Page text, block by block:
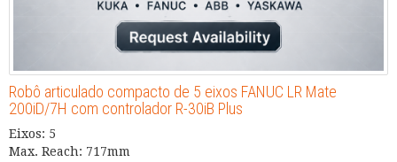
Robô articulado compacto de 5 eixos FANUC LR Mate
200iD/7H com controlador R-30iB Plus
Eixos: 5
Max. Reach: 717mm